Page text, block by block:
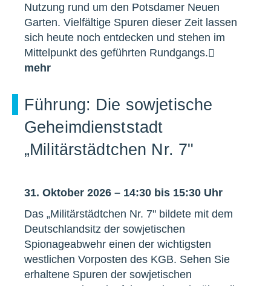
Nutzung rund um den Potsdamer Neuen
Garten. Vielfältige Spuren dieser Zeit lassen
sich heute noch entdecken und stehen im
Mittelpunkt des geführten Rundgangs.
mehr
Führung: Die sowjetische
Geheimdienststadt
„Militärstädtchen Nr. 7"
31. Oktober 2026 – 14:30 bis 15:30 Uhr
Das „Militärstädtchen Nr. 7" bildete mit dem
Deutschlandsitz der sowjetischen
Spionageabwehr einen der wichtigsten
westlichen Vorposten des KGB. Sehen Sie
erhaltene Spuren der sowjetischen